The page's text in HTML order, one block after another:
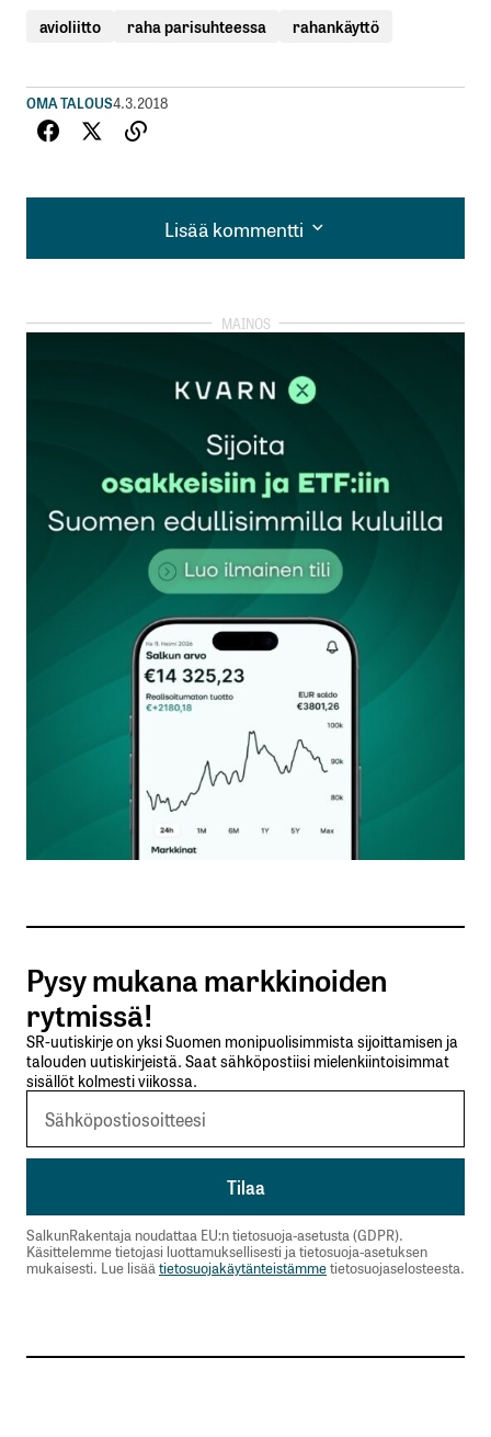
avioliitto raha parisuhteessa rahankäyttö
OMA TALOUS4.3.2018
Lisää kommentti
Lisää kommentti
kirjautua
rekisteröityä
Sähköpostiosoitettasi ei julkaista.Pakolliset
kentät on merkitty*
Kommentti*
Nimesi tai nimimerkkisi
Sähköpostiosoitteesi
Tilaa SalkunRakentajan uutiskirje
Lähetä kommentti
Pysy mukana markkinoiden
rytmissä!
SR-uutiskirje on yksi Suomen monipuolisimmista sijoittamisen ja
talouden uutiskirjeistä. Saat sähköpostiisi mielenkiintoisimmat
sisällöt kolmesti viikossa.
SalkunRakentaja noudattaa EU:n tietosuoja-asetusta (GDPR).
Käsittelemme tietojasi luottamuksellisesti ja tietosuoja-asetuksen
mukaisesti. Lue lisää tietosuojakäytänteistämmetietosuojaselosteesta.